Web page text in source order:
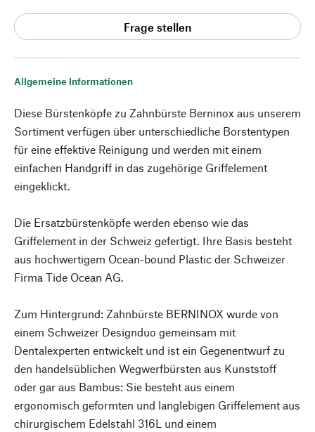
Allgemeine Informationen
Diese Bürstenköpfe zu Zahnbürste Berninox aus unserem
Sortiment verfügen über unterschiedliche Borstentypen
für eine effektive Reinigung und werden mit einem
einfachen Handgriff in das zugehörige Griffelement
eingeklickt.
Die Ersatzbürstenköpfe werden ebenso wie das
Griffelement in der Schweiz gefertigt. Ihre Basis besteht
aus hochwertigem Ocean-bound Plastic der Schweizer
Firma Tide Ocean AG.
Zum Hintergrund: Zahnbürste BERNINOX wurde von
einem Schweizer Designduo gemeinsam mit
Dentalexperten entwickelt und ist ein Gegenentwurf zu
den handelsüblichen Wegwerfbürsten aus Kunststoff
oder gar aus Bambus: Sie besteht aus einem
ergonomisch geformten und langlebigen Griffelement aus
chirurgischem Edelstahl 316L und einem
Frage stellen